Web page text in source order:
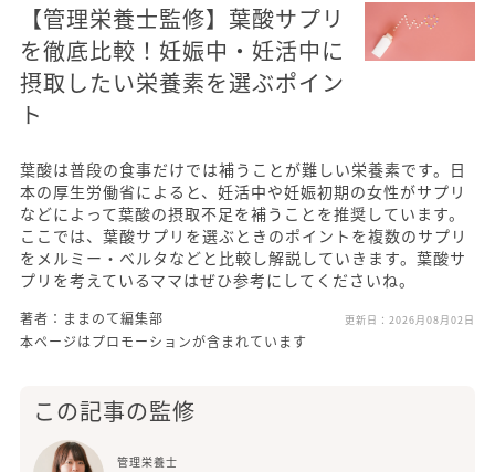
【管理栄養士監修】葉酸サプリ
を徹底比較！妊娠中・妊活中に
摂取したい栄養素を選ぶポイン
ト
葉酸は普段の食事だけでは補うことが難しい栄養素です。日
本の厚生労働省によると、妊活中や妊娠初期の女性がサプリ
などによって葉酸の摂取不足を補うことを推奨しています。
ここでは、葉酸サプリを選ぶときのポイントを複数のサプリ
をメルミー・ベルタなどと比較し解説していきます。葉酸サ
プリを考えているママはぜひ参考にしてくださいね。
著者：ままのて編集部 更新日： 2026月08月02日
本ページはプロモーションが含まれています
この記事の監修
管理栄養士